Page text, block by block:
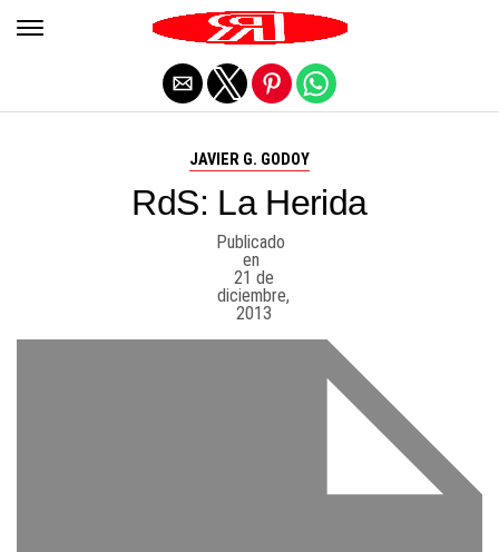
JAVIER G. GODOY
RdS: La Herida
Publicado
en
21 de
diciembre,
2013
Salir de la versión móvil